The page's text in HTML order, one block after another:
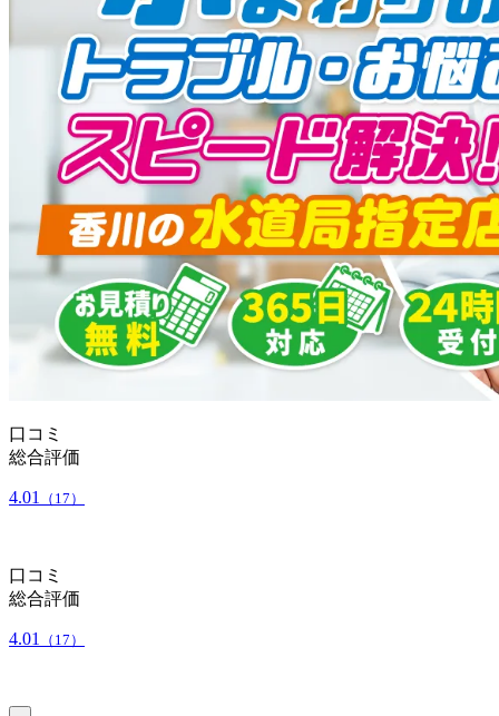
口コミ
総合評価
4.01 （17）
口コミ
総合評価
4.01 （17）